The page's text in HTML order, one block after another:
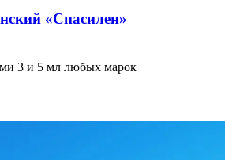
«Спасилен»
3 и 5 мл любых марок